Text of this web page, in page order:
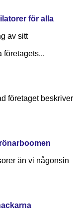
för alla
av sitt
företagets...
företaget beskriver
än vi någonsin